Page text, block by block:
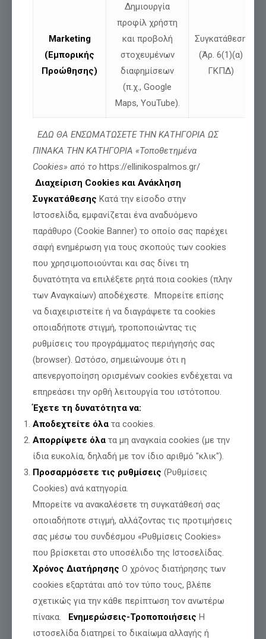
Αναμένεται η απόφαση για την χορήγηση
Γιαϊλαλί
Διαβάστε περισσότερα
Νίκος Παπαδόπουλος: «Να κατατεθούν
στη Βουλή τα πτυχία του Συμβούλου
Ασφαλείας Θάνου Ντόκου»
Διαβάστε περισσότερα
Marketing
(Εμπορικής
Προώθησης)
Δημιουργία
προφίλ χρήστη
και προβολή
στοχευμένων
διαφημίσεων
(π.χ., Google
Maps, YouTube).
Συγκατάθεση
(Άρ. 6(1)(α)
ΓΚΠΔ)
ΕΔΩ ΘΑ ΕΝΣΩΜΑΤΩΣΕΤΕ ΤΗΝ ΚΑΤΗΓΟΡΙΑ ΩΣ
ΠΙΝΑΚΑ ΤΗΝ ΚΑΤΗΓΟΡΙΑ «Τοποθετημένα
Cookies» από το https://ellinikospalmos.gr/
Διαχείριση Cookies και Ανάκληση
Συγκατάθεσης Κατά την είσοδο στην
Ιστοσελίδα, εμφανίζεται ένα αναδυόμενο
παράθυρο (Cookie Banner) το οποίο σας παρέχει
σαφή ενημέρωση για τους σκοπούς των cookies
που χρησιμοποιούνται και σας δίνει τη
δυνατότητα να επιλέξετε ρητά ποια cookies (πλην
των Αναγκαίων) αποδέχεστε. Μπορείτε επίσης
να διαχειριστείτε ή να διαγράψετε τα cookies
οποιαδήποτε στιγμή, τροποποιώντας τις
ρυθμίσεις του προγράμματος περιήγησής σας
(browser). Ωστόσο, σημειώνουμε ότι η
απενεργοποίηση ορισμένων cookies ενδέχεται να
επηρεάσει την ορθή λειτουργία του ιστότοπου.
Έχετε τη δυνατότητα να:
Αποδεχτείτε όλα τα cookies.
Απορρίψετε όλα τα μη αναγκαία cookies (με την
ίδια ευκολία, δηλαδή με τον ίδιο αριθμό "κλικ").
Προσαρμόσετε τις ρυθμίσεις (Ρυθμίσεις
Cookies) ανά κατηγορία.
Μπορείτε να ανακαλέσετε τη συγκατάθεσή σας
οποιαδήποτε στιγμή, αλλάζοντας τις προτιμήσεις
σας μέσω του συνδέσμου «Ρυθμίσεις Cookies»
που βρίσκεται στο υποσέλιδο της Ιστοσελίδας.
Χρόνος Διατήρησης Ο χρόνος διατήρησης των
cookies εξαρτάται από τον τύπο τους, βλέπε
σχετικώς για την κάθε περίπτωση τον ανωτέρω
πίνακα. Ενημερώσεις-Τροποποιήσεις Η
ιστοσελίδα διατηρεί το δικαίωμα αλλαγής ή